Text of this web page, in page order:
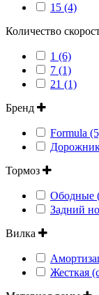
15 (4)
Количество
1 (6)
7 (1)
21 (1)
Бренд
Formula
Тормоз
Ободные
Задний
Вилка
Жесткая